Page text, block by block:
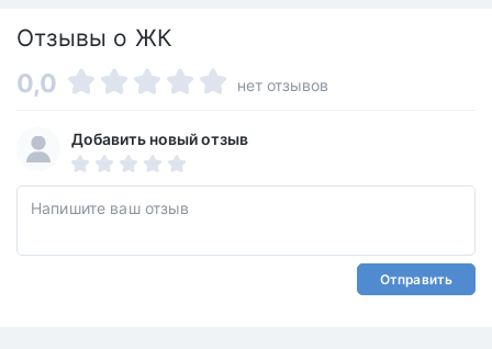
Отзывы о ЖК
0,0 нет отзывов
Добавить новый отзыв
Отправить